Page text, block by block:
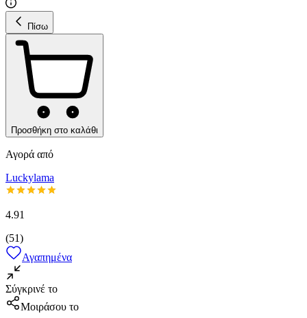
Πίσω
Προσθήκη στο καλάθι
Αγορά από
Luckylama
4.91
(51)
Αγαπημένα
Σύγκρινέ το
Μοιράσου το